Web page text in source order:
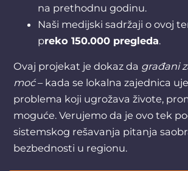
na prethodnu godinu.
Naši medijski sadržaji o ovoj
preko 150.000 pregleda.
Ovaj projekat je dokaz da građani
moć– kada se lokalna zajednica
problema koji ugrožava živote,
moguće. Verujemo da je ovo tek
sistemskog rešavanja pitanja
bezbednosti u regionu.